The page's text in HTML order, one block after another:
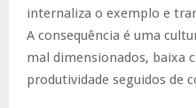
internaliza o exemplo e
A consequência é uma
mal dimensionados, baixa
produtividade seguidos de